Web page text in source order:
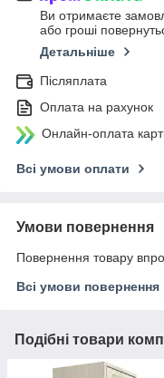
Ви отримаєте
або гроші
Детальніше
Післяплата
Оплата на рахунок
Онлайн-оплата
Всі умови оплати
Умови повернення
Повернення товару
Всі умови повернення
Подібні товари